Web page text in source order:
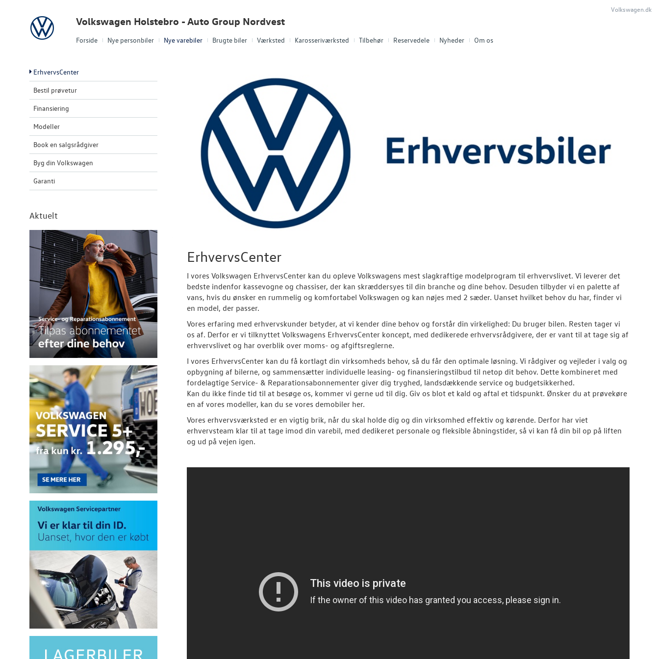
Forside Nye personbiler Nye varebiler Brugte biler Værksted Karosseriværksted Tilbehør Reservedele Nyheder Om os
Volkswagen Volkswagen Holstebro - Auto Group Nordvest
Volkswagen.dk
ErhvervsCenter
Bestil prøvetur
Finansiering
Modeller
Book en salgsrådgiver
Byg din Volkswagen
Garanti
Aktuelt
ErhvervsCenter
I vores Volkswagen ErhvervsCenter kan du opleve Volkswagens mest slagkraftige modelprogram til erhvervslivet. Vi leverer det
bedste indenfor kassevogne og chassiser, der kan skræddersyes til din branche og dine behov. Desuden tilbyder vi en palette af
vans, hvis du ønsker en rummelig og komfortabel Volkswagen og kan nøjes med 2 sæder. Uanset hvilket behov du har, finder vi
en model, der passer.
Vores erfaring med erhvervskunder betyder, at vi kender dine behov og forstår din virkelighed: Du bruger bilen. Resten tager vi
os af. Derfor er vi tilknyttet Volkswagens ErhvervsCenter koncept, med dedikerede erhvervsrådgivere, der er vant til at tage sig af
erhvervslivet og har overblik over moms- og afgiftsreglerne.
I vores ErhvervsCenter kan du få kortlagt din virksomheds behov, så du får den optimale løsning. Vi rådgiver og vejleder i valg og
opbygning af bilerne, og sammensætter individuelle leasing- og finansieringstilbud til netop dit behov. Dette kombineret med
fordelagtige Service- & Reparationsabonnementer giver dig tryghed, landsdækkende service og budgetsikkerhed.
Kan du ikke finde tid til at besøge os, kommer vi gerne ud til dig. Giv os blot et kald og aftal et tidspunkt. Ønsker du at prøvekøre
en af vores modeller, kan du se vores demobiler her.
Vores erhvervsværksted er en vigtig brik, når du skal holde dig og din virksomhed effektiv og kørende. Derfor har viet
erhvervsteam klar til at tage imod din varebil, med dedikeret personale og fleksible åbningstider, så vi kan få din bil op på liften
og ud på vejen igen.